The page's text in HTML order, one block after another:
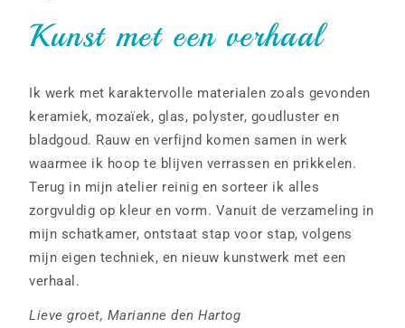
Kunst met een verhaal
Ik werk met karaktervolle materialen zoals gevonden
keramiek, mozaïek, glas, polyster, goudluster en
bladgoud. Rauw en verfijnd komen samen in werk
waarmee ik hoop te blijven verrassen en prikkelen.
Terug in mijn atelier reinig en sorteer ik alles
zorgvuldig op kleur en vorm. Vanuit de verzameling in
mijn schatkamer, ontstaat stap voor stap, volgens
mijn eigen techniek, en nieuw kunstwerk met een
verhaal.
Lieve groet, Marianne den Hartog